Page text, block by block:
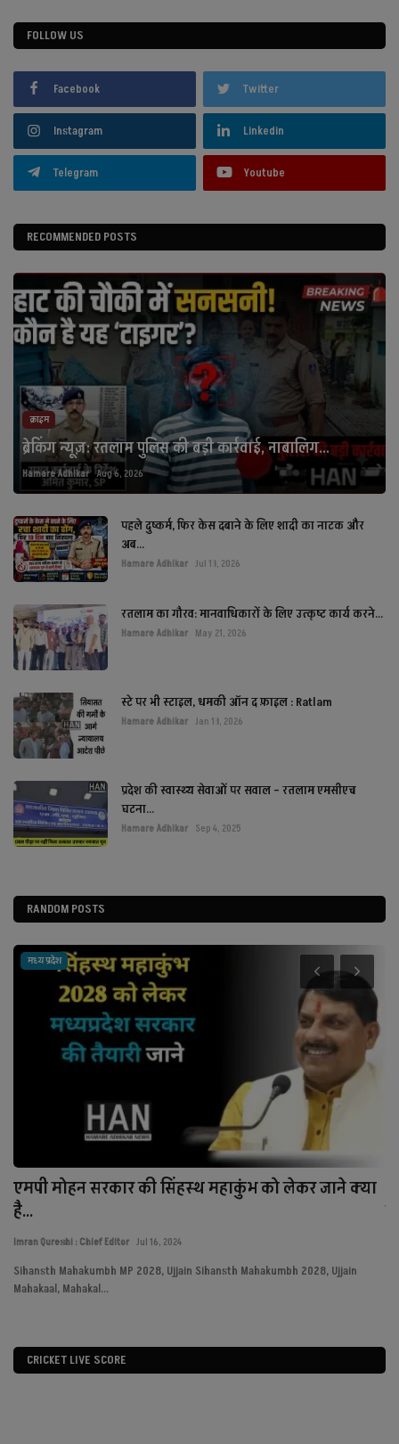
FOLLOW US
Facebook Twitter
Instagram Linkedin
Telegram Youtube
RECOMMENDED POSTS
क्राइम
ब्रेकिंग न्यूज़: रतलाम पुलिस की बड़ी कार्रवाई, नाबालिग...
Hamare Adhikar Aug 6, 2026
पहले दुष्कर्म, फिर केस दबाने के लिए शादी का नाटक और
अब...
Hamare Adhikar Jul 13, 2026
रतलाम का गौरव: मानवाधिकारों के लिए उत्कृष्ट कार्य करने...
Hamare Adhikar May 21, 2026
स्टे पर भी स्टाइल, धमकी ऑन द फ़ाइल : Ratlam
Hamare Adhikar Jan 13, 2026
प्रदेश की स्वास्थ्य सेवाओं पर सवाल – रतलाम एमसीएच
घटना...
Hamare Adhikar Sep 4, 2025
RANDOM POSTS
मध्य प्रदेश
एमपी मोहन सरकार की सिंहस्थ महाकुंभ को लेकर जाने क्या
है...
Imran Qureshi : Chief Editor Jul 16, 2024
Sihansth Mahakumbh MP 2028, Ujjain Sihansth Mahakumbh 2028, Ujjain
Mahakaal, Mahakal...
CRICKET LIVE SCORE